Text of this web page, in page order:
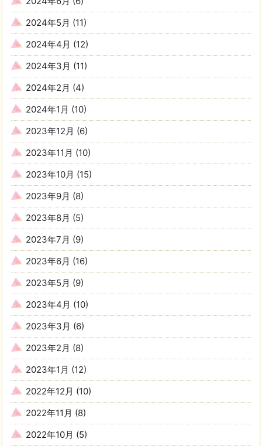
2024年5月 (11)
2024年4月 (12)
2024年3月 (11)
2024年2月 (4)
2024年1月 (10)
2023年12月 (6)
2023年11月 (10)
2023年10月 (15)
2023年9月 (8)
2023年8月 (5)
2023年7月 (9)
2023年6月 (16)
2023年5月 (9)
2023年4月 (10)
2023年3月 (6)
2023年2月 (8)
2023年1月 (12)
2022年12月 (10)
2022年11月 (8)
2022年10月 (5)